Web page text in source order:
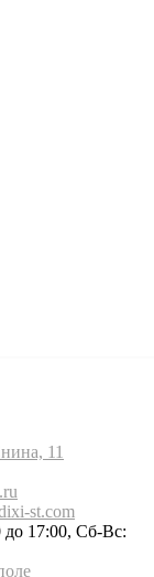
11
st.com
17:00, Сб-Вс: